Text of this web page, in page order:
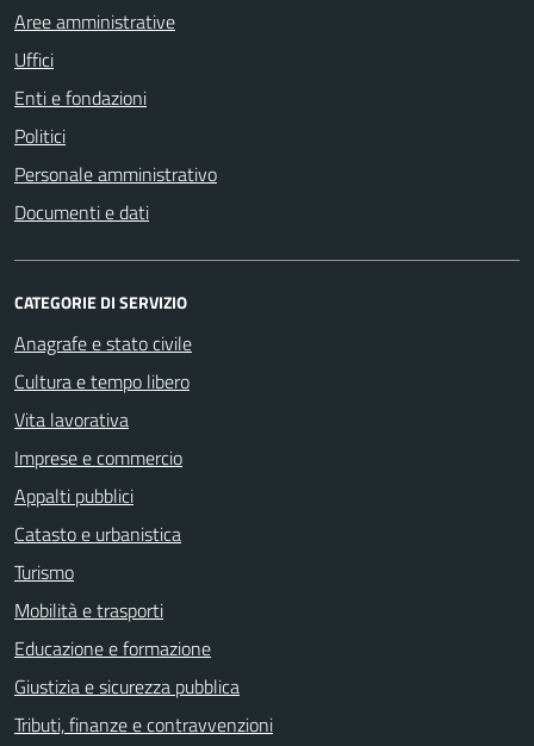
Aree amministrative
Uffici
Enti e fondazioni
Politici
Personale amministrativo
Documenti e dati
CATEGORIE DI SERVIZIO
Anagrafe e stato civile
Cultura e tempo libero
Vita lavorativa
Imprese e commercio
Appalti pubblici
Catasto e urbanistica
Turismo
Mobilità e trasporti
Educazione e formazione
Giustizia e sicurezza pubblica
Tributi, finanze e contravvenzioni